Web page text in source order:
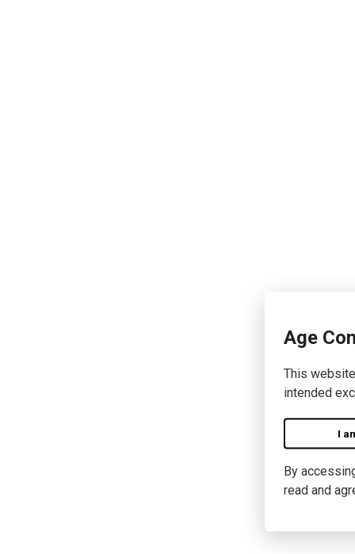
Age
This
intended
I
By
read and